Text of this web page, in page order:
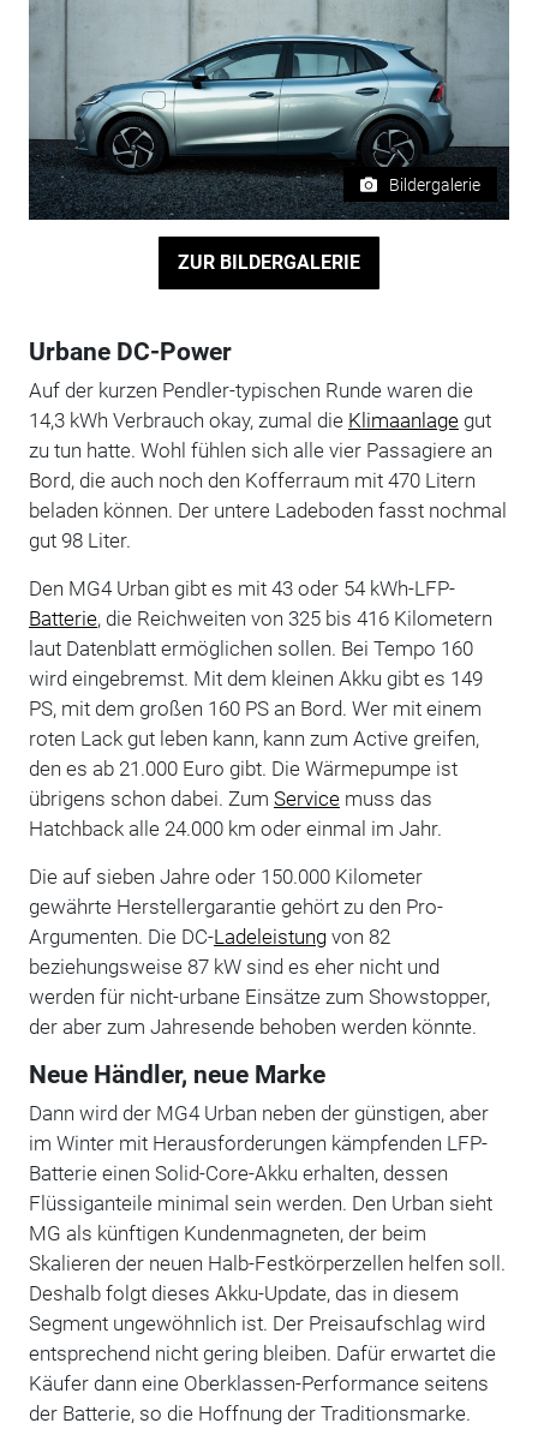
Bildergalerie
ZUR BILDERGALERIE
Urbane DC-Power
Auf der kurzen Pendler-typischen Runde waren die
14,3 kWh Verbrauch okay, zumal die Klimaanlagegut
zu tun hatte. Wohl fühlen sich alle vier Passagiere an
Bord, die auch noch den Kofferraum mit 470 Litern
beladen können. Der untere Ladeboden fasst nochmal
gut 98 Liter.
Den MG4 Urban gibt es mit 43 oder 54 kWh-LFP-
Batterie, die Reichweiten von 325 bis 416 Kilometern
laut Datenblatt ermöglichen sollen. Bei Tempo 160
wird eingebremst. Mit dem kleinen Akku gibt es 149
PS, mit dem großen 160 PS an Bord. Wer mit einem
roten Lack gut leben kann, kann zum Active greifen,
den es ab 21.000 Euro gibt. Die Wärmepumpe ist
übrigens schon dabei. Zum Servicemuss das
Hatchback alle 24.000 km oder einmal im Jahr.
Die auf sieben Jahre oder 150.000 Kilometer
gewährte Herstellergarantie gehört zu den Pro-
Argumenten. Die DC-Ladeleistungvon 82
beziehungsweise 87 kW sind es eher nicht und
werden für nicht-urbane Einsätze zum Showstopper,
der aber zum Jahresende behoben werden könnte.
Neue Händler, neue Marke
Dann wird der MG4 Urban neben der günstigen, aber
im Winter mit Herausforderungen kämpfenden LFP-
Batterie einen Solid-Core-Akku erhalten, dessen
Flüssiganteile minimal sein werden. Den Urban sieht
MG als künftigen Kundenmagneten, der beim
Skalieren der neuen Halb-Festkörperzellen helfen soll.
Deshalb folgt dieses Akku-Update, das in diesem
Segment ungewöhnlich ist. Der Preisaufschlag wird
entsprechend nicht gering bleiben. Dafür erwartet die
Käufer dann eine Oberklassen-Performance seitens
der Batterie, so die Hoffnung der Traditionsmarke.